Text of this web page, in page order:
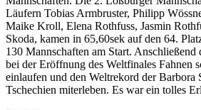
Läufern Tobias Armbruster, Philipp
Maike Kroll, Elena Rothfuss, Jasmin
Skoda, kamen in 65,60sek auf den 64.
130 Mannschaften am Start. Anschließend
bei der Eröffnung des Weltfinales Fahnen
einlaufen und den Weltrekord der Barbora
Tschechien miterleben. Es war ein tolles